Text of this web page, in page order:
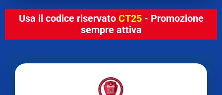
Usa il codice riservato CT25- Promozione
sempre attiva